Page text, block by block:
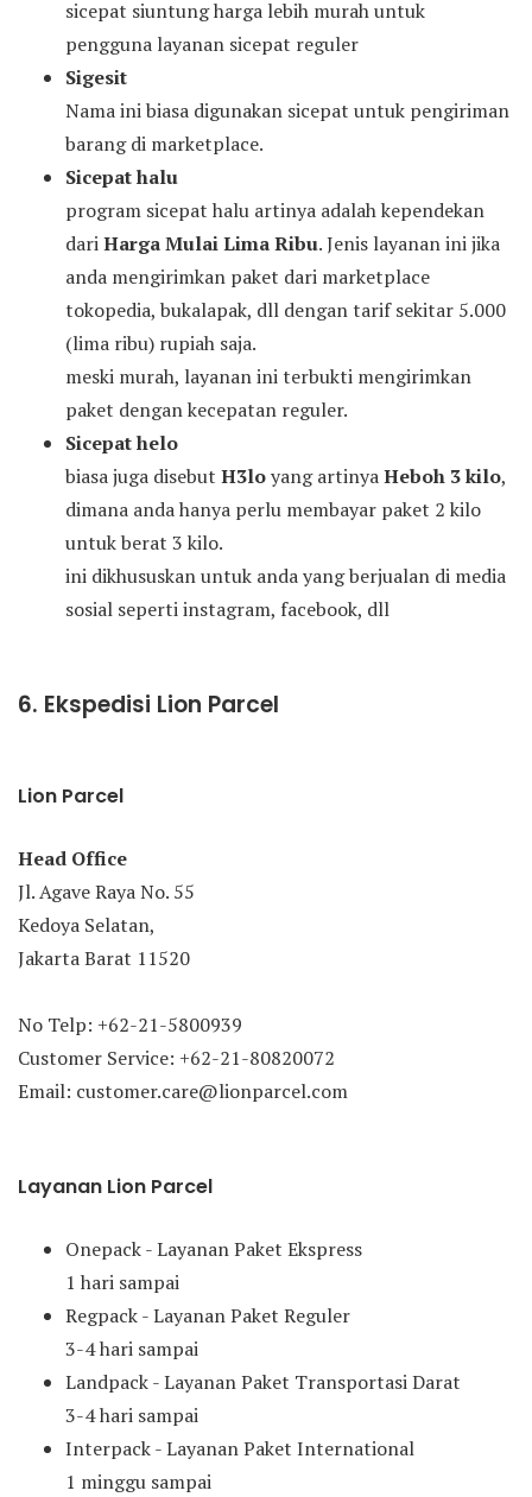
sicepat siuntung harga lebih murah untuk
pengguna layanan sicepat reguler
Sigesit
Nama ini biasa digunakan sicepat untuk pengiriman
barang di marketplace.
Sicepat halu
program sicepat halu artinya adalah kependekan
dariHarga Mulai Lima Ribu. Jenis layanan ini jika
anda mengirimkan paket dari marketplace
tokopedia, bukalapak, dll dengan tarif sekitar 5.000
(lima ribu) rupiah saja.
meski murah, layanan ini terbukti mengirimkan
paket dengan kecepatan reguler.
Sicepat helo
biasa juga disebut H3loyang artinyaHeboh 3 kilo,
dimana anda hanya perlu membayar paket 2 kilo
untuk berat 3 kilo.
ini dikhususkan untuk anda yang berjualan di media
sosial seperti instagram, facebook, dll
6. Ekspedisi Lion Parcel
Lion Parcel
Head Office
Jl. Agave Raya No. 55
Kedoya Selatan,
Jakarta Barat 11520
No Telp: +62-21-5800939
Customer Service: +62-21-80820072
Email: customer.care@lionparcel.com
Layanan Lion Parcel
Onepack - Layanan Paket Ekspress
1 hari sampai
Regpack - Layanan Paket Reguler
3-4 hari sampai
Landpack - Layanan Paket Transportasi Darat
3-4 hari sampai
Interpack - Layanan Paket International
1 minggu sampai